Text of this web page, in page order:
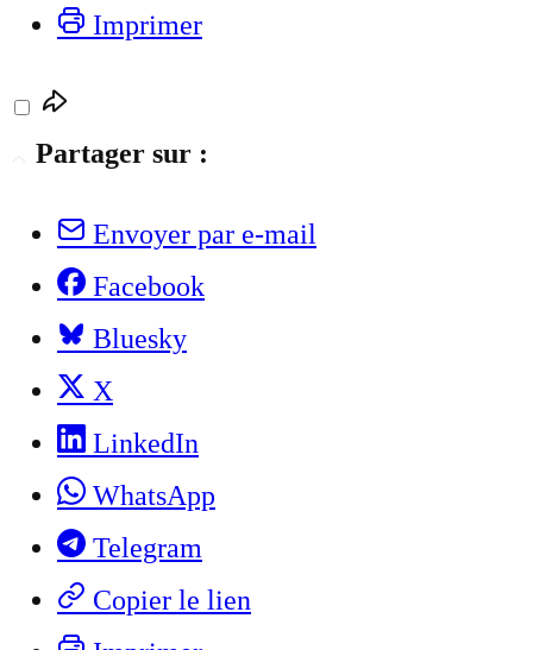
Imprimer
Partager sur :
Envoyer par e-mail
Facebook
Bluesky
X
LinkedIn
WhatsApp
Telegram
Copier le lien